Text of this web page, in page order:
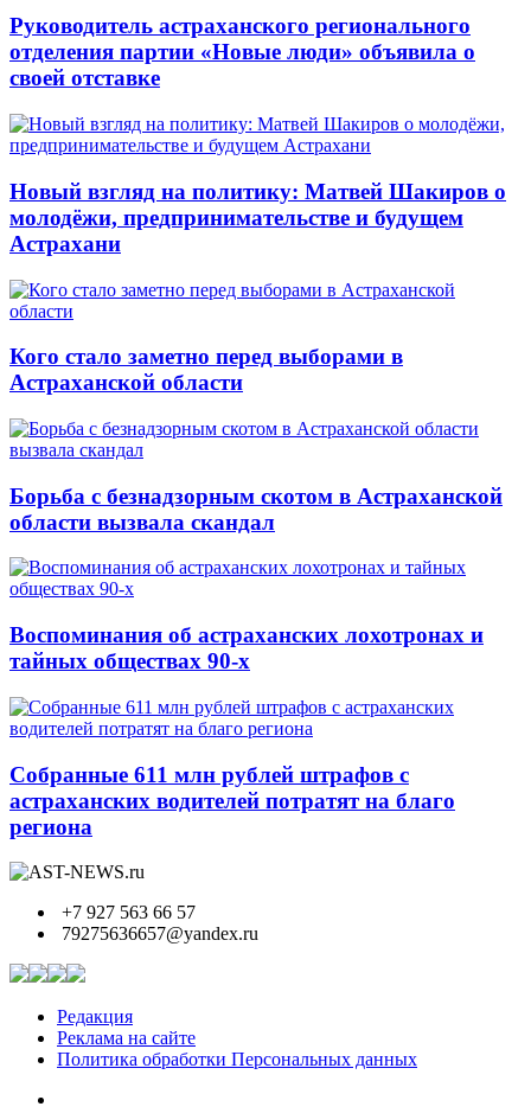
Руководитель астраханского регионального
отделения партии «Новые люди» объявила о
своей отставке
Новый взгляд на политику: Матвей Шакиров о
молодёжи, предпринимательстве и будущем
Астрахани
Кого стало заметно перед выборами в
Астраханской области
Борьба с безнадзорным скотом в Астраханской
области вызвала скандал
Воспоминания об астраханских лохотронах и
тайных обществах 90-х
Собранные 611 млн рублей штрафов с
астраханских водителей потратят на благо
региона
+7 927 563 66 57
79275636657@yandex.ru
Редакция
Реклама на сайте
Политика обработки Персональных данных